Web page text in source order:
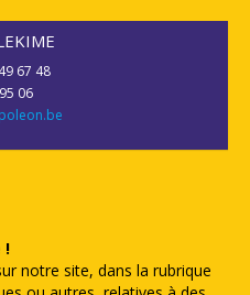
67 48
06
!
notre site, dans la rubrique